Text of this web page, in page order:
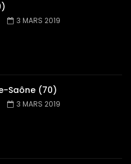
3 MARS 2019
Saône (70)
3 MARS 2019